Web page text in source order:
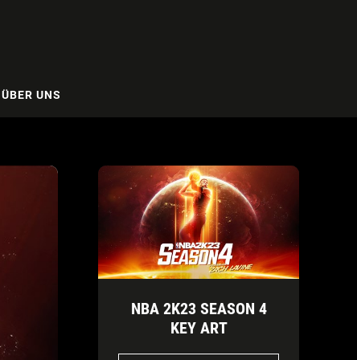
ÜBER UNS
NBA 2K23 SEASON 4
KEY ART